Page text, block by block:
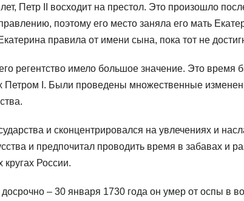
Петр II восходит на престол. Это произошло
поэтому его место заняла его мать
правила от имени сына, пока тот не
регентство имело большое значение. Это время
I. Были проведены множественные
и сконцентрировался на увлечениях и
и предпочитал проводить время в забавах и
кругах России.
– 30 января 1730 года он умер от оспы в